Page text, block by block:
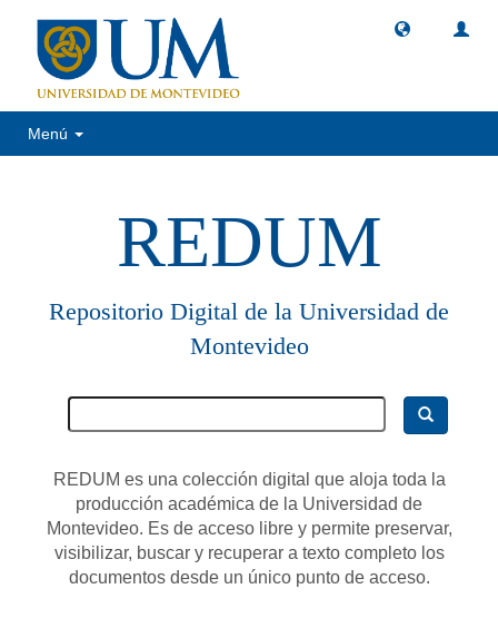
Menú
REDUM
Repositorio Digital de la Universidad de
Montevideo
REDUM es una colección digital que aloja toda la
producción académica de la Universidad de
Montevideo. Es de acceso libre y permite preservar,
visibilizar, buscar y recuperar a texto completo los
documentos desde un único punto de acceso.